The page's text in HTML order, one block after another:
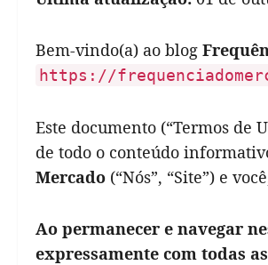
Bem-vindo(a) ao blog
https://
Este documento (“Termos de
de todo o conteúdo
Mercado (“Nós”, “Site”) e
Ao permanecer e navegar
expressamente com todas